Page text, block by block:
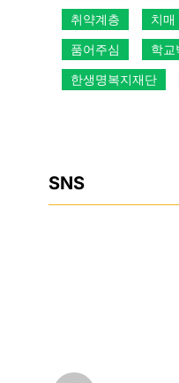
취약계층
치매
품어주심
학교
한생명복지재단
SNS